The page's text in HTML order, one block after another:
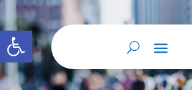
Abrir barra de herramientas